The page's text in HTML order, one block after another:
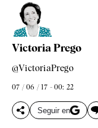
Victoria Prego
@VictoriaPrego
07 / 06 / 17 - 00: 22
Seguir en